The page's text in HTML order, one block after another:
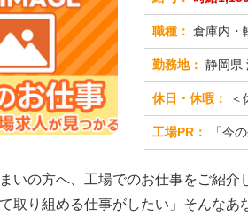
職種： 倉庫内・
勤務地： 静岡県
休日・休暇： ＜休
工場PR： 「今の生活
いの方へ、工場でのお仕事をご紹
取り組める仕事がしたい」そんな